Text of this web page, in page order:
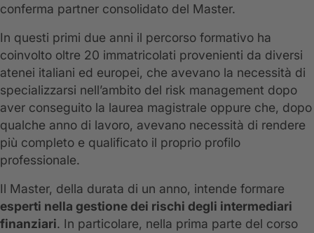
conferma partner consolidato del Master.
In questi primi due anni il percorso formativo ha
coinvolto oltre 20 immatricolati provenienti da diversi
atenei italiani ed europei, che avevano la necessità di
specializzarsi nell’ambito del risk management dopo
aver conseguito la laurea magistrale oppure che, dopo
qualche anno di lavoro, avevano necessità di rendere
più completo e qualificato il proprio profilo
professionale.
Il Master, della durata di un anno, intende formare
esperti nella gestione dei rischi degli intermediari
finanziari. In particolare, nella prima parte del corso